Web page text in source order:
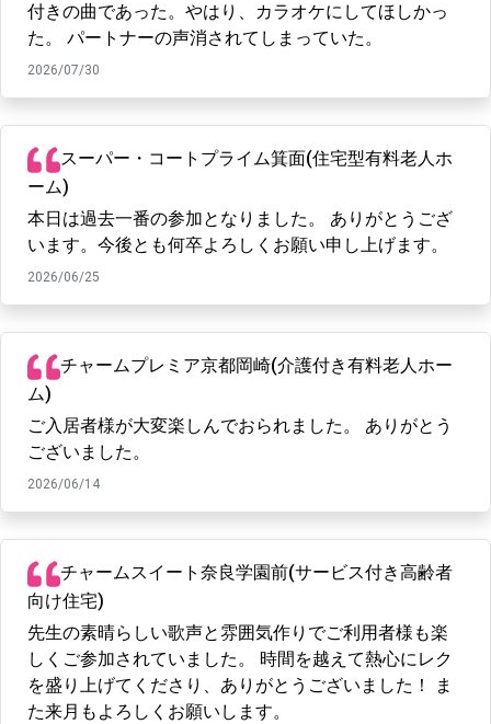
付きの曲であった。やはり、カラオケにしてほしかっ
た。 パートナーの声消されてしまっていた。
2026/07/30
スーパー・コートプライム箕面(住宅型有料老人ホ
ーム)
本日は過去一番の参加となりました。 ありがとうござ
います。今後とも何卒よろしくお願い申し上げます。
2026/06/25
チャームプレミア京都岡崎(介護付き有料老人ホー
ム)
ご入居者様が大変楽しんでおられました。 ありがとう
ございました。
2026/06/14
チャームスイート奈良学園前(サービス付き高齢者
向け住宅)
先生の素晴らしい歌声と雰囲気作りでご利用者様も楽
しくご参加されていました。 時間を越えて熱心にレク
を盛り上げてくださり、ありがとうございました！ ま
た来月もよろしくお願いします。